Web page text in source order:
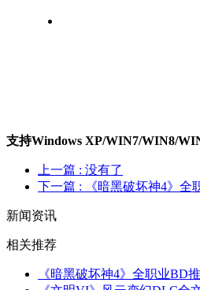
支持Windows XP/WIN7/WIN8/W
上一篇 : 没有了
下一篇 : 《暗黑破坏神4》全
新闻资讯
相关推荐
《暗黑破坏神4》全职业BD